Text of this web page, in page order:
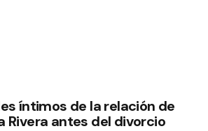
íntimos de la relación de
Rivera antes del divorcio